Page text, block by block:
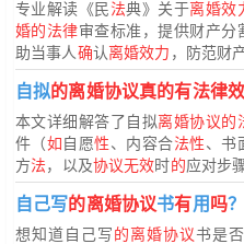
专业解读《民法典》关于离婚效
婚的法律审查标准，提供财产分
助当事人确认离婚效力 ，防范财
自拟的离婚协议真的有法律
本文详细解答了自拟离婚协议的
件（如自愿性、内容合法性、书
方法，以及协议无效时的应对步
自己写的离婚协议书有用吗
想知道自己写的离婚协议书是